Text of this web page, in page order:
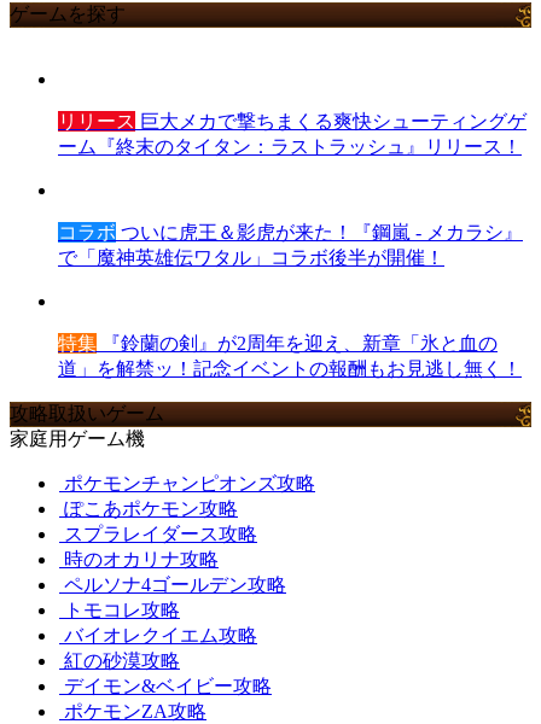
ゲームを探す
リリース 巨大メカで撃ちまくる爽快シューティングゲ
ーム『終末のタイタン：ラストラッシュ』リリース！
コラボ ついに虎王＆影虎が来た！『鋼嵐 - メカラシ』
で「魔神英雄伝ワタル」コラボ後半が開催！
特集 『鈴蘭の剣』が2周年を迎え、新章「氷と血の
道」を解禁ッ！記念イベントの報酬もお見逃し無く！
攻略取扱いゲーム
家庭用ゲーム機
ポケモンチャンピオンズ攻略
ぽこあポケモン攻略
スプラレイダース攻略
時のオカリナ攻略
ペルソナ4ゴールデン攻略
トモコレ攻略
バイオレクイエム攻略
紅の砂漠攻略
デイモン&ベイビー攻略
ポケモンZA攻略